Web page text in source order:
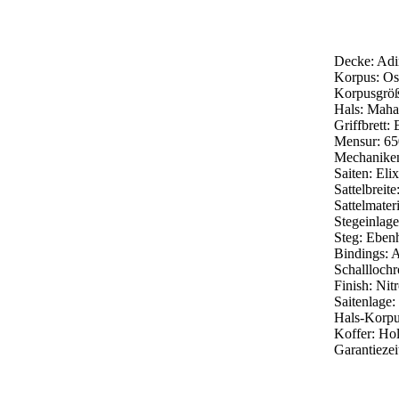
Decke:
Korpus:
Hals:
Griffbrett:
Mensur:
Saiten:
Steg:
Bindings:
Finish:
Hals-
Koffer: